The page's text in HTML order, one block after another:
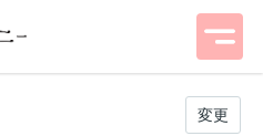
変更